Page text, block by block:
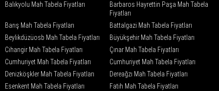
Balıkyolu Mah Tabela Fiyatları
Barbaros Hayrettin Paşa Mah Tabela
Fiyatları
Barış Mah Tabela Fiyatları
Battalgazi Mah Tabela Fiyatları
Beylikdüzüosb Mah Tabela Fiyatları
Büyükşehir Mah Tabela Fiyatları
Cihangir Mah Tabela Fiyatları
Çınar Mah Tabela Fiyatları
Cumhuriyet Mah Tabela Fiyatları
Cumhuriyet Mah Tabela Fiyatları
Denizköşkler Mah Tabela Fiyatları
Dereağzı Mah Tabela Fiyatları
Esenkent Mah Tabela Fiyatları
Fatih Mah Tabela Fiyatları